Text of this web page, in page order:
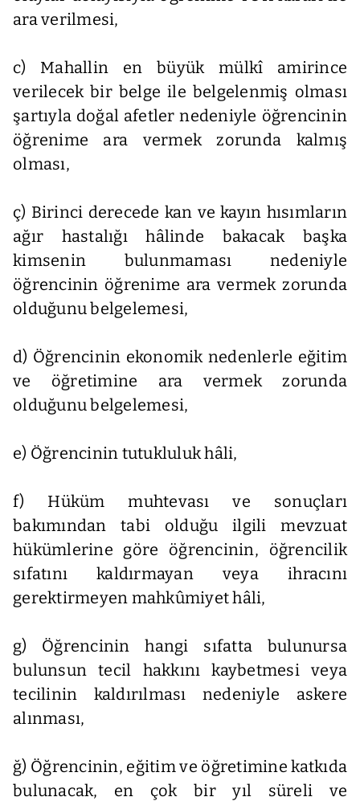
ara verilmesi,
c) Mahallin en büyük mülkî amirince
verilecek bir belge ile belgelenmiş olması
şartıyla doğal afetler nedeniyle öğrencinin
öğrenime ara vermek zorunda kalmış
olması,
ç) Birinci derecede kan ve kayın hısımların
ağır hastalığı hâlinde bakacak başka
kimsenin bulunmaması nedeniyle
öğrencinin öğrenime ara vermek zorunda
olduğunu belgelemesi,
d) Öğrencinin ekonomik nedenlerle eğitim
ve öğretimine ara vermek zorunda
olduğunu belgelemesi,
e) Öğrencinin tutukluluk hâli,
f) Hüküm muhtevası ve sonuçları
bakımından tabi olduğu ilgili mevzuat
hükümlerine göre öğrencinin, öğrencilik
sıfatını kaldırmayan veya ihracını
gerektirmeyen mahkûmiyet hâli,
g) Öğrencinin hangi sıfatta bulunursa
bulunsun tecil hakkını kaybetmesi veya
tecilinin kaldırılması nedeniyle askere
alınması,
ğ) Öğrencinin, eğitim ve öğretimine katkıda
bulunacak, en çok bir yıl süreli ve